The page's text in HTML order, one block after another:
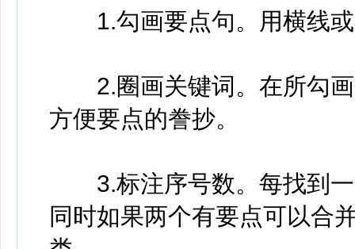
1.勾画要点句。用横线或
2.圈画关键词。在所勾画
方便要点的誊抄。
3.标注序号数。每找到一
同时如果两个有要点可以合